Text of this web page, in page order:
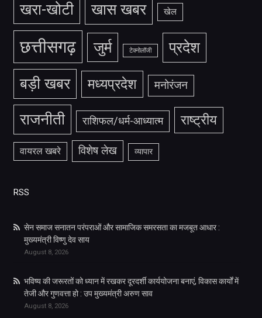
खरा-खोटी खास खबर खेल
छत्तीसगढ़ जुर्म टेक्नोलॉजी प्रदेश
बड़ी खबर मध्यप्रदेश मनोरंजन
राजनीती राशिफल/धर्म-आध्यात्म राष्ट्रीय
वायरल खबरे विशेष लेख व्यापार
RSS
सेन समाज सनातन परंपराओं और सामाजिक समरसता का मजबूत आधार :
मुख्यमंत्री विष्णु देव साय
August 8, 2026
भविष्य की जरूरतों को ध्यान में रखकर दूरदर्शी कार्ययोजना बनाएं, विकास कार्यों में
तेजी और गुणवत्ता हो : उप मुख्यमंत्री अरुण साव
August 8, 2026